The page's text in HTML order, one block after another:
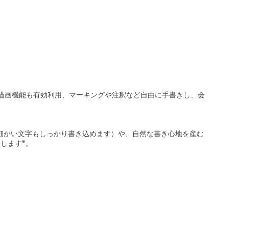
機能も有効利用、マーキングや注釈など自由に手書きし、会
い文字もしっかり書き込めます）や、自然な書き心地を産む
ます※ 。